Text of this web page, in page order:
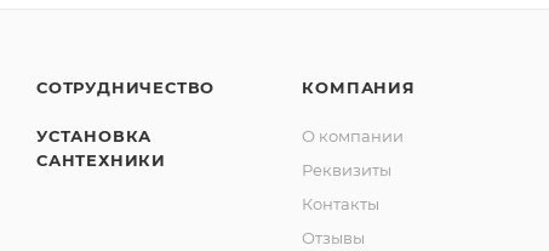
СОТРУДНИЧЕСТВО
УСТАНОВКА
САНТЕХНИКИ
КОМПАНИЯ
О компании
Реквизиты
Контакты
Отзывы